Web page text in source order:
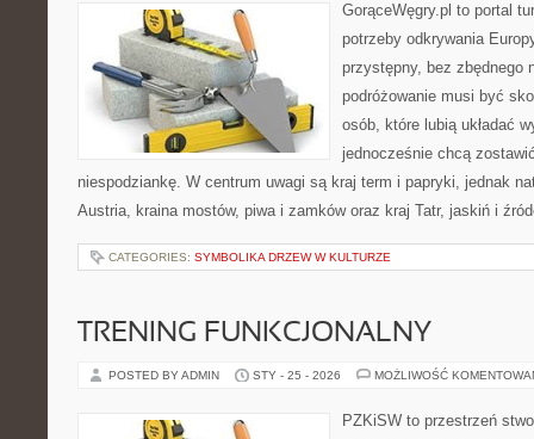
GorąceWęgry.pl to portal
potrzeby odkrywania
przystępny, bez zbędnego
podróżowanie musi być
osób, które lubią układać
jednocześnie chcą
niespodziankę. W centrum uwagi są kraj term i papryki, jednak
Austria, kraina mostów, piwa i zamków oraz kraj Tatr, jaskiń i
CATEGORIES: SYMBOLIKA DRZEW W KULTURZE
TRENING FUNKCJONALNY
POSTED BY ADMIN STY - 25 - 2026 MOŻLIWOŚĆ
PZKiSW to przestrzeń